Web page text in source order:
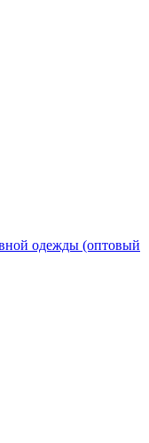
одежды (оптовый